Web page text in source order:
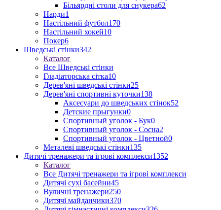
Більярдні столи для снукера62
Нарди1
Настільний футбол170
Настільний хокей10
Покер6
Шведські стінки342
Каталог
Все Шведські стінки
Гладіаторська сітка10
Дерев'яні шведські стінки25
Дерев'яні спортивні куточки138
Аксесуари до шведських стінок52
Детские прыгунки0
Спортивный уголок - Бук0
Спортивный уголок - Сосна2
Спортивный уголок - Цветной0
Металеві шведські стінки135
Дитячі тренажери та ігрові комплекси1352
Каталог
Все Дитячі тренажери та ігрові комплекси
Дитячі сухі басейни45
Вуличні тренажери250
Дитячі майданчики370